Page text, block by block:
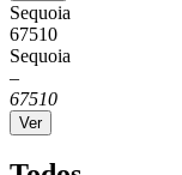
Sequoia
67510
Sequoia
–
67510
Ver